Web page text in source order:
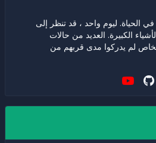
في الحياة. ليوم واحد ، قد تنظر إلى
الكبيرة. العديد من حالات
لم يدركوا مدى قربهم من